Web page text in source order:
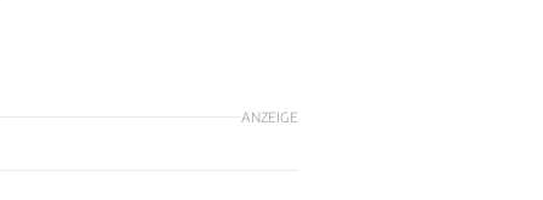
ANZEIGE